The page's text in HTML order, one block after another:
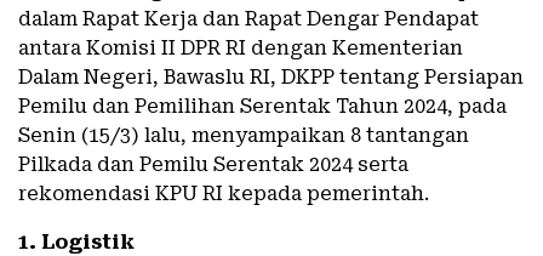
dalam Rapat Kerja dan Rapat Dengar Pendapat
antara Komisi II DPR RI dengan Kementerian
Dalam Negeri, Bawaslu RI, DKPP tentang Persiapan
Pemilu dan Pemilihan Serentak Tahun 2024, pada
Senin (15/3) lalu, menyampaikan 8 tantangan
Pilkada dan Pemilu Serentak 2024 serta
rekomendasi KPU RI kepada pemerintah.
1. Logistik